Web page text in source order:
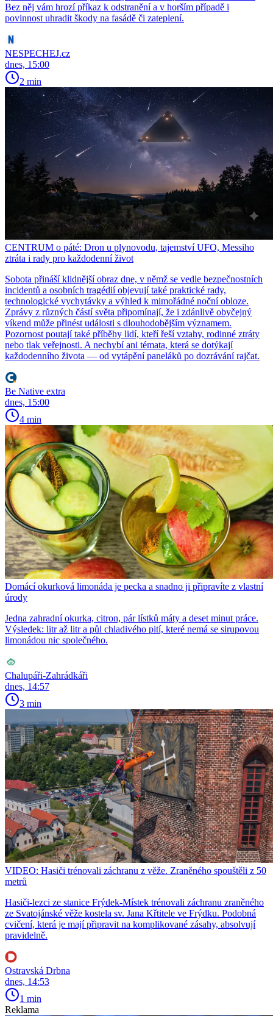
Bez něj vám hrozí příkaz k odstranění a v horším případě i
povinnost uhradit škody na fasádě či zateplení.
NESPECHEJ.cz
dnes, 15:00
2 min
CENTRUM o páté: Dron u plynovodu, tajemství UFO, Messiho
ztráta i rady pro každodenní život
Sobota přináší klidnější obraz dne, v němž se vedle bezpečnostních
incidentů a osobních tragédií objevují také praktické rady,
technologické vychytávky a výhled k mimořádné noční obloze.
Zprávy z různých částí světa připomínají, že i zdánlivě obyčejný
víkend může přinést události s dlouhodobějším významem.
Pozornost poutají také příběhy lidí, kteří řeší vztahy, rodinné ztráty
nebo tlak veřejnosti. A nechybí ani témata, která se dotýkají
každodenního života — od vytápění paneláků po dozrávání rajčat.
Be Native extra
dnes, 15:00
4 min
Domácí okurková limonáda je pecka a snadno ji připravíte z vlastní
úrody
Jedna zahradní okurka, citron, pár lístků máty a deset minut práce.
Výsledek: litr až litr a půl chladivého pití, které nemá se sirupovou
limonádou nic společného.
Chalupáři-Zahrádkáři
dnes, 14:57
3 min
VIDEO: Hasiči trénovali záchranu z věže. Zraněného spouštěli z 50
metrů
Hasiči-lezci ze stanice Frýdek-Místek trénovali záchranu zraněného
ze Svatojánské věže kostela sv. Jana Křtitele ve Frýdku. Podobná
cvičení, která je mají připravit na komplikované zásahy, absolvují
pravidelně.
Ostravská Drbna
dnes, 14:53
1 min
Reklama